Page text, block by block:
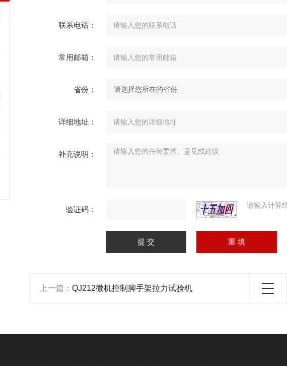
联系电话：
常用邮箱：
省份：
详细地址：
补充说明：
验证码： 请输入计算
上一篇： QJ212微机控制脚手架拉力试验机